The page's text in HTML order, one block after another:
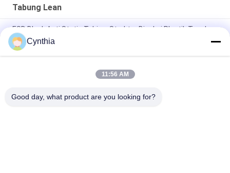
Tabung Lean
ESD Black Anti Static Tubing, Struktur Bingkai Plastik Tegak
Pipa Tegak
Lapisan ESD dilapisi plastik tahan karat 28mm Diameter Untuk
Cynthia
11:56 AM
Good day, what product are you looking for?